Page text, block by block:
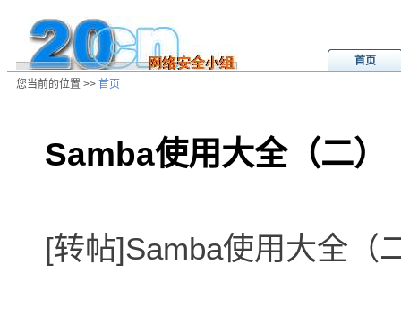
首页
您当前的位置 >> 首页
Samba使用大全（二）
[转帖]Samba使用大全（